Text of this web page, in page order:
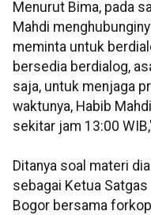
Menurut Bima, pada
Mahdi
meminta untuk
bersedia berdialog,
saja, untuk menjaga
waktunya, Habib
sekitar jam 13:00
Ditanya soal materi
sebagai Ketua Satgas
Bogor bersama